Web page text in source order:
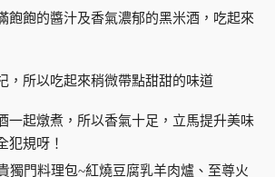
飽飽的醬汁及香氣濃郁的黑米酒，吃起來
，所以吃起來稍微帶點甜甜的味道
一起燉煮，所以香氣十足，立馬提升美味
犯規呀！